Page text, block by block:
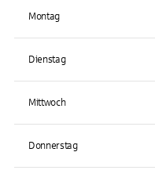
Montag
Dienstag
Mittwoch
Donnerstag